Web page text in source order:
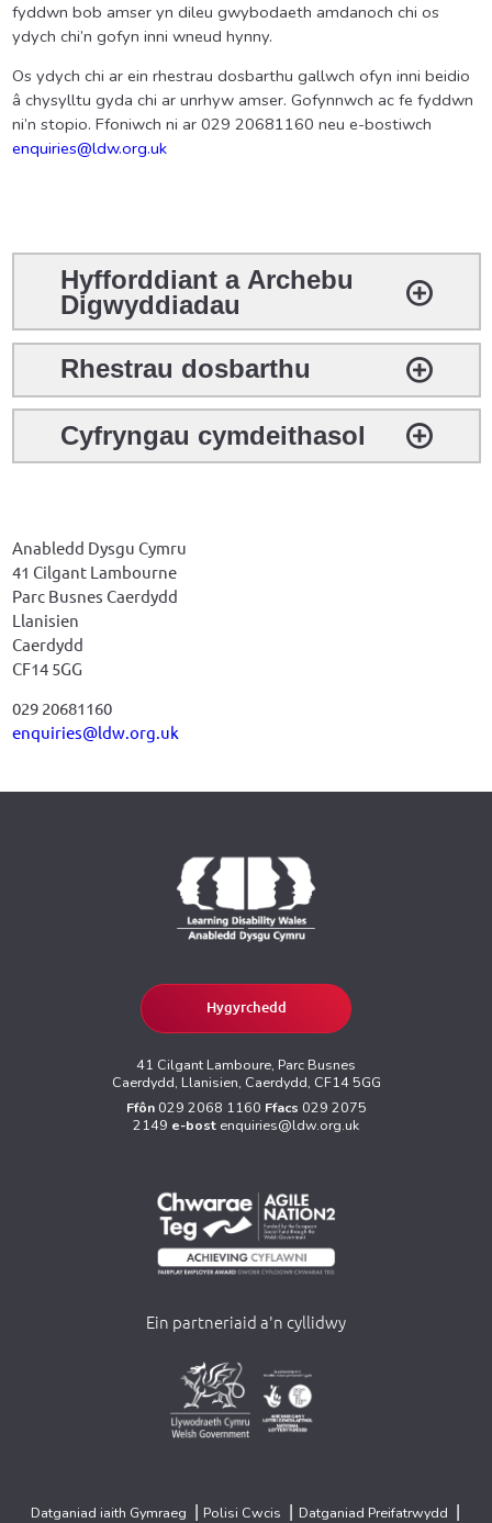
fyddwn bob amser yn dileu gwybodaeth amdanoch chi os
ydych chi’n gofyn inni wneud hynny.
Os ydych chi ar ein rhestrau dosbarthu gallwch ofyn inni beidio
â chysylltu gyda chi ar unrhyw amser. Gofynnwch ac fe fyddwn
ni’n stopio. Ffoniwch ni ar 029 20681160 neu e-bostiwch
enquiries@ldw.org.uk
Hyfforddiant a Archebu
Digwyddiadau
Rhestrau dosbarthu
Cyfryngau cymdeithasol
Anabledd Dysgu Cymru
41 Cilgant Lambourne
Parc Busnes Caerdydd
Llanisien
Caerdydd
CF14 5GG
029 20681160
enquiries@ldw.org.uk
Hygyrchedd
41 Cilgant Lamboure, Parc Busnes
Caerdydd, Llanisien, Caerdydd, CF14 5GG
Ffôn 029 2068 1160 Ffacs 029 2075
2149 e-bost enquiries@ldw.org.uk
Ein partneriaid a'n cyllidwy
Datganiad iaith Gymraeg Polisi Cwcis Datganiad Preifatrwydd